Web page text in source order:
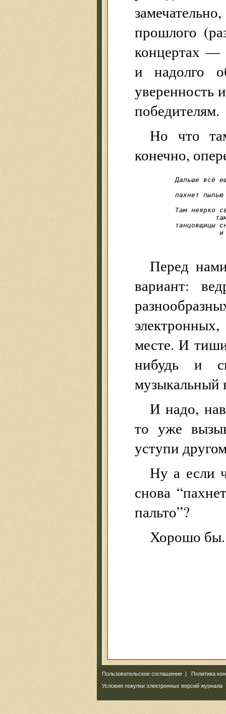
прошлого
концертах —
и надолго
уверенность
победителям.
Но что
конечно,
Дальше всё
пахнет
Там неярко
танцовщицы
и
Перед
вариант:
месте. И
нибудь и
музыкальный
И надо,
то уже
уступи
Ну а если
снова
пальто”?
Хорошо
Пользовательское соглашение|Политика
Условия покупки электронных версий журнала